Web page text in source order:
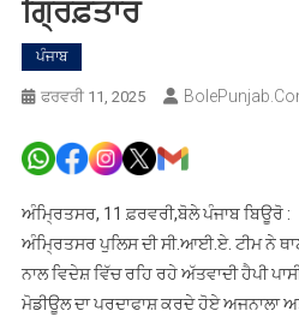
ਗ੍ਰਿਫ਼ਤਾਰ
ਪੰਜਾਬ
ਫਰਵਰੀ 11, 2025
ਅੰਮ੍ਰਿਤਸਰ, 11 ਫ਼ਰਵਰੀ,ਬੋਲੇ ਪੰਜਾਬ ਬਿਊਰੋ :
ਅੰਮ੍ਰਿਤਸਰ ਪੁਲਿਸ ਦੀ ਸੀ.ਆਈ.ਏ. ਟੀਮ ਨੇ
ਨਾਲ ਵਿਦੇਸ਼ ਵਿੱਚ ਰਹਿ ਰਹੇ ਅੱਤਵਾਦੀ ਹੈਪੀ
ਮੋਡੀਊਲ ਦਾ ਪਰਦਾਫਾਸ਼ ਕਰਦੇ ਹੋਏ ਅਜਨਾਲਾ